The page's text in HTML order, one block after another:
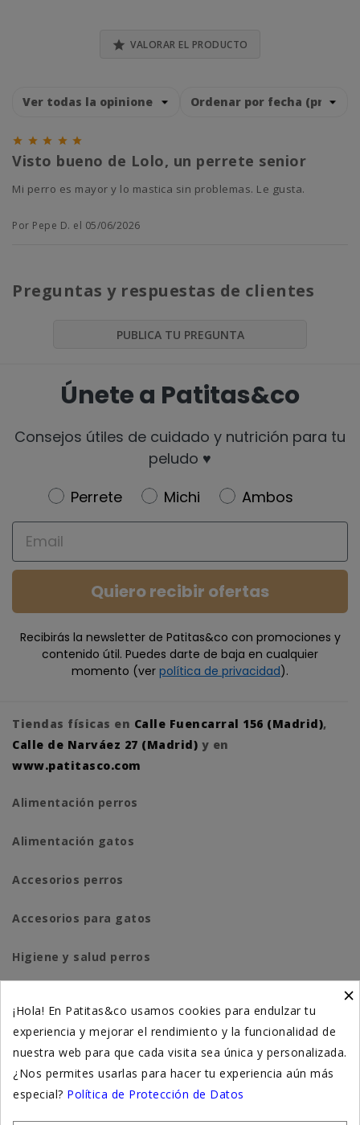
 VALORAR EL PRODUCTO
    
Visto bueno de Lolo, un perrete senior
Mi perro es mayor y lo mastica sin problemas. Le gusta.
Por Pepe D. el 05/06/2026
Preguntas y respuestas de clientes
PUBLICA TU PREGUNTA
Únete a Patitas&co
Consejos útiles de cuidado y nutrición para tu
peludo ♥️
Newsletter
Perrete Michi
Ambos
Email
Quiero recibir ofertas
Recibirás la newsletter de Patitas&co con promociones y
contenido útil. Puedes darte de baja en cualquier
momento (ver política de privacidad).
Tiendas físicas en Calle Fuencarral 156 (Madrid),
Calle de Narváez 27 (Madrid) y en
www.patitasco.com
Alimentación perros
Alimentación gatos
Accesorios perros
Accesorios para gatos
Higiene y salud perros
Suplementación natural
Otros
×
¡Hola! En Patitas&co usamos cookies para endulzar tu
experiencia y mejorar el rendimiento y la funcionalidad de
nuestra web para que cada visita sea única y personalizada.
¿Nos permites usarlas para hacer tu experiencia aún más
especial? Política de Protección de Datos